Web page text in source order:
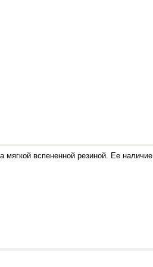
мягкой вспененной резиной. Ее